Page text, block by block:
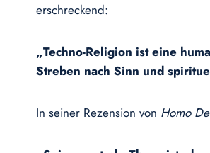
erschreckend:
„Techno-Religion ist eine
Streben nach Sinn und
In seiner Rezension von Homo